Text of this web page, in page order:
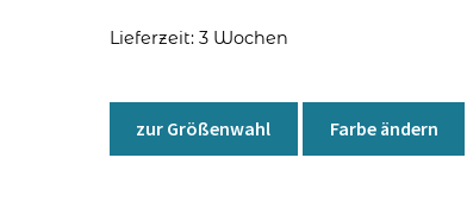
Lieferzeit: 3 Wochen
zur Größenwahl Farbe ändern